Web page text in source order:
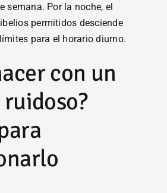
semana. Por la noche, el
permitidos desciende
para el horario diurno.
con un